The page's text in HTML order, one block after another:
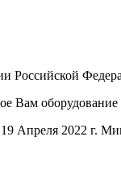
Российской
Вам
Апреля 2022 г.